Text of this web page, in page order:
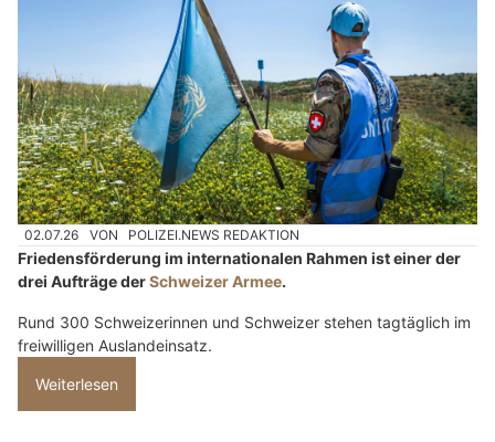
02.07.26 VON POLIZEI.NEWS REDAKTION
Friedensförderung im internationalen Rahmen ist einer der
drei Aufträge derSchweizer Armee.
Rund 300 Schweizerinnen und Schweizer stehen tagtäglich im
freiwilligen Auslandeinsatz.
Weiterlesen